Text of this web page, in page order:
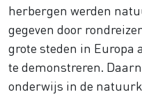
herbergen werden
gegeven door
grote steden in Europa
te demonstreren.
onderwijs in de